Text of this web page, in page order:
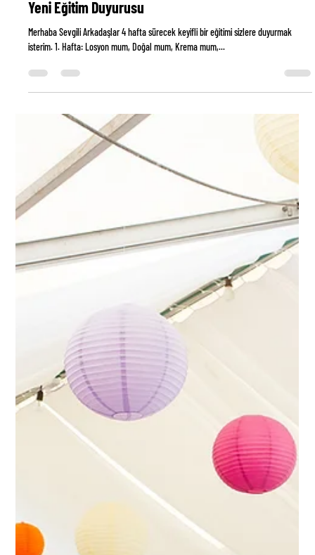
Ebru Piroglu Durgut
Yeni Eğitim Duyurusu
Merhaba Sevgili Arkadaşlar 4 hafta sürecek keyifli bir eğitimi sizlere duyurmak
isterim. 1. Hafta: Losyon mum, Doğal mum, Krema mum,...